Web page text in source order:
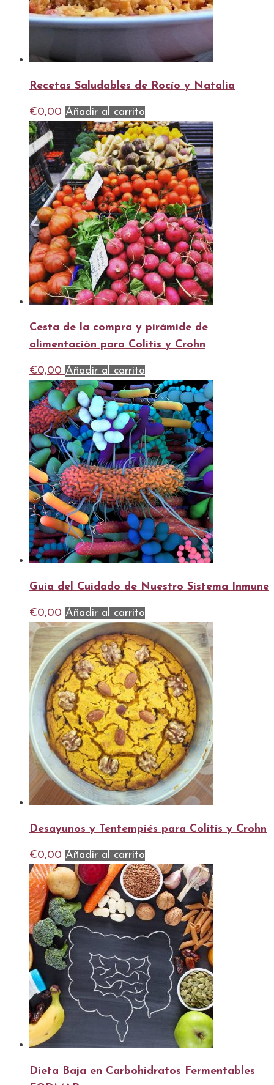
Recetas Saludables de Rocío y Natalia
€0,00 Añadir al carrito
Cesta de la compra y pirámide de
alimentación para Colitis y Crohn
€0,00 Añadir al carrito
Guía del Cuidado de Nuestro Sistema Inmune
€0,00 Añadir al carrito
Desayunos y Tentempiés para Colitis y Crohn
€0,00 Añadir al carrito
Dieta Baja en Carbohidratos Fermentables